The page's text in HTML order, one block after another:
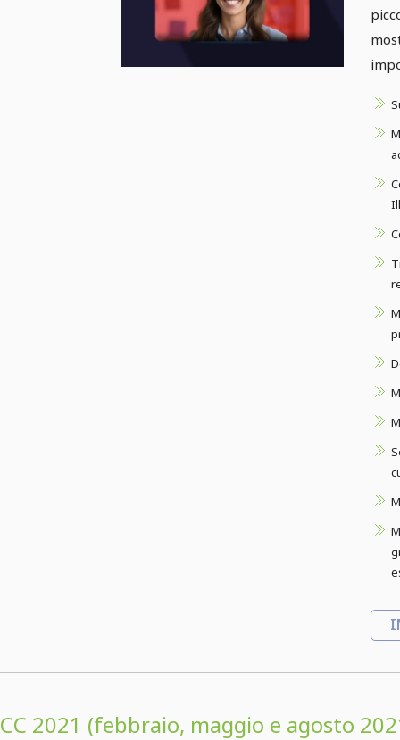
CC 2021 (febbraio, maggio e agosto